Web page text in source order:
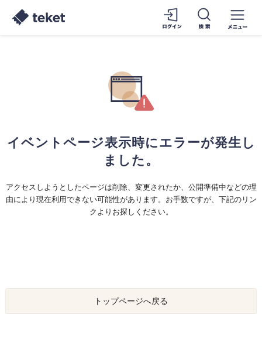
イベントページ表示時にエラーが発生し
ました。
アクセスしようとしたページは削除、変更されたか、公開準備中などの理
由により現在利用できない可能性があります。お手数ですが、下記のリン
クよりお探しください。
トップページへ戻る